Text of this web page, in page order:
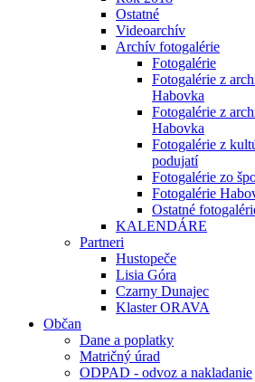
Ostatné
Videoarchív
Archív fotogalérie
Fotogalérie
Fotogalérie z
Habovka
Fotogalérie z
Habovka
Fotogalérie z
podujatí
Fotogalérie zo
Fotogalérie
Ostatné
KALENDÁRE
Partneri
Hustopeče
Lisia Góra
Czarny Dunajec
Klaster ORAVA
Občan
Dane a poplatky
Matričný úrad
ODPAD - odvoz a nakladanie